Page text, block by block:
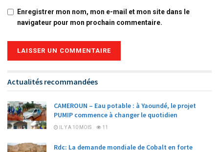
Enregistrer mon nom, mon e-mail et mon site dans le
navigateur pour mon prochain commentaire.
Actualités recommandées
CAMEROUN – Eau potable : à Yaoundé, le projet
PUMIP commence à changer le quotidien
IL Y A 10 MOIS 11
Rdc: La demande mondiale de Cobalt en forte